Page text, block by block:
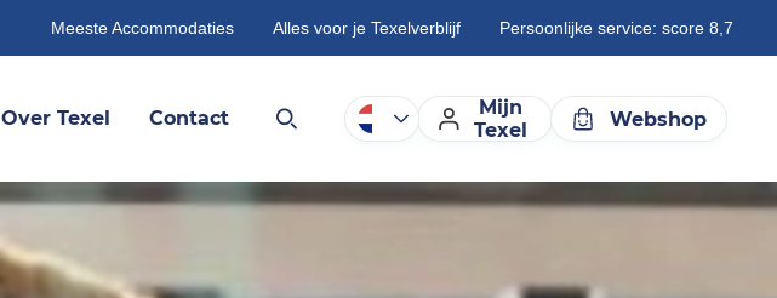
Meeste Accommodaties Alles voor je Texelverblijf Persoonlijke service: score 8,7
Over Texel Contact
Mijn
Texel
Webshop